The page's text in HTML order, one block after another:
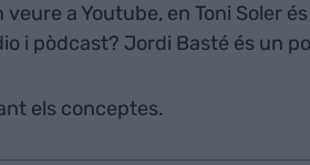
veure a Youtube, en Toni Soler
i pòdcast? Jordi Basté és un
els conceptes.